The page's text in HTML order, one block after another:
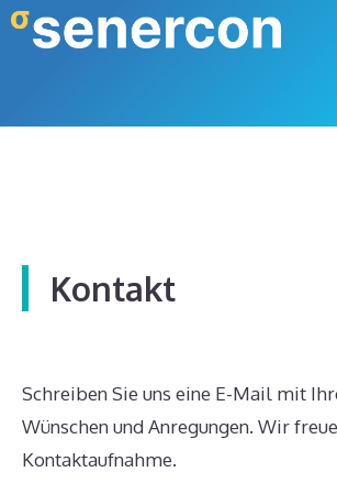
Zum
Inhalt
Kontakt
Schreiben Sie uns eine E-Mail mit
Wünschen und Anregungen. Wir
Kontaktaufnahme.